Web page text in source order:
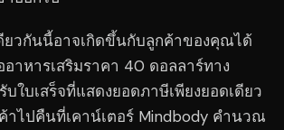
วกันนี้อาจเกิดขึ้นกับลูกค้าของคุณได้
าหารเสริมราคา 40 ดอลลาร์ทาง
ใบเสร็จที่แสดงยอดภาษีเพียงยอดเดียว
าไปคืนที่เคาน์เตอร์ Mindbody คำนวณ